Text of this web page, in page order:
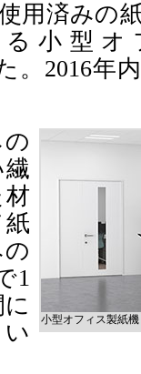
用済みの
小型オ
。2016年
小型オフィス製紙機
1